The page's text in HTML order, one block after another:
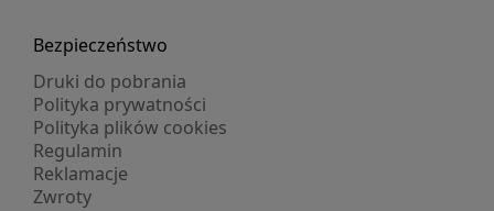
Bezpieczeństwo
Druki do pobrania
Polityka prywatności
Polityka plików cookies
Regulamin
Reklamacje
Zwroty